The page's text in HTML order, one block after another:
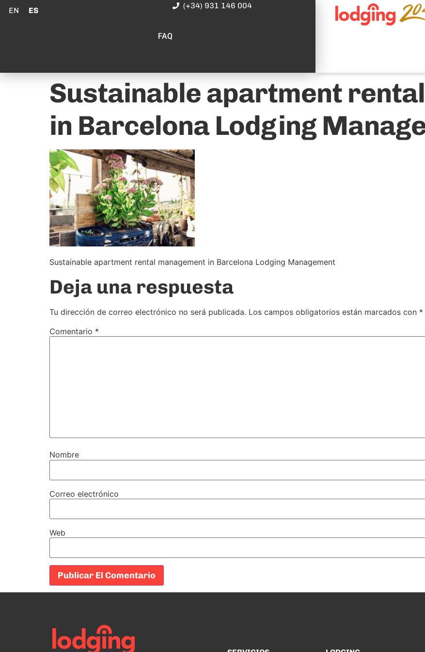
EN ES
FAQ
(+34) 931 146 004
Sustainable apartment
in Barcelona Lodging
Sustainable apartment rental management in Barcelona Lodging Management
Deja una respuesta
Tu dirección de correo electrónico no será publicada. Los campos obligatorios están marcados con *
Comentario *
Nombre
Correo electrónico
Web